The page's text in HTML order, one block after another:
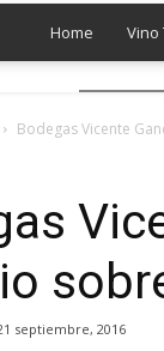
Home Vino
Bodegas Vicente
septiembre, 2016